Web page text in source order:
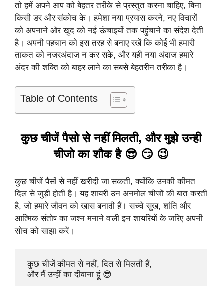
तो हमें अपने आप को बेहतर तरीके से प्रस्तुत करना चाहिए, बिना
किसी डर और संकोच के। हमेशा नया प्रयास करने, नए विचारों
को अपनाने और खुद को नई ऊंचाइयों तक पहुंचाने का संदेश देती
है। अपनी पहचान को इस तरह से बनाए रखें कि कोई भी हमारी
ताकत को नजरअंदाज न कर सके, और यही नया अंदाज हमारे
अंदर की शक्ति को बाहर लाने का सबसे बेहतरीन तरीका है।
Table of Contents
कुछ चीजें पैसो से नहीं मिलती, और मुझे उन्ही
चीजो का शौक है 😎 😏 😉
कुछ चीजें पैसों से नहीं खरीदी जा सकती, क्योंकि उनकी कीमत
दिल से जुड़ी होती है। यह शायरी उन अनमोल चीजों की बात करती
है, जो हमारे जीवन को खास बनाती हैं। सच्चे सुख, शांति और
आत्मिक संतोष का जश्न मनाने वाली इन शायरियों के जरिए अपनी
सोच को साझा करें।
कुछ चीजें कीमत से नहीं, दिल से मिलती हैं,
और मैं उन्हीं का दीवाना हूं 😎